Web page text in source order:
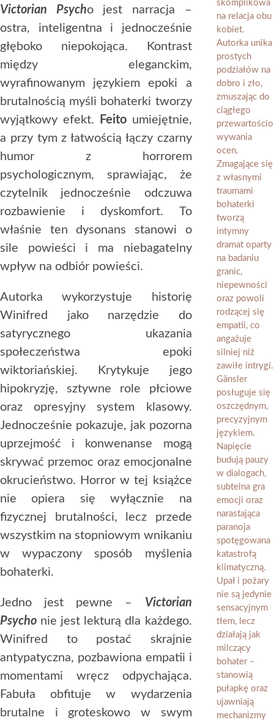
Victorian Psycho jest narracja –
ostra, inteligentna i jednocześnie
głęboko niepokojąca. Kontrast
między eleganckim,
wyrafinowanym językiem epoki a
brutalnością myśli bohaterki tworzy
wyjątkowy efekt. Feito umiejętnie,
a przy tym z łatwością łączy czarny
humor z horrorem
psychologicznym, sprawiając, że
czytelnik jednocześnie odczuwa
rozbawienie i dyskomfort. To
właśnie ten dysonans stanowi o
sile powieści i ma niebagatelny
wpływ na odbiór powieści.
Autorka wykorzystuje historię
Winifred jako narzędzie do
satyrycznego ukazania
społeczeństwa epoki
wiktoriańskiej. Krytykuje jego
hipokryzję, sztywne role płciowe
oraz opresyjny system klasowy.
Jednocześnie pokazuje, jak pozorna
uprzejmość i konwenanse mogą
skrywać przemoc oraz emocjonalne
okrucieństwo. Horror w tej książce
nie opiera się wyłącznie na
fizycznej brutalności, lecz przede
wszystkim na stopniowym wnikaniu
w wypaczony sposób myślenia
bohaterki.
Jedno jest pewne – Victorian
Psycho nie jest lekturą dla każdego.
Winifred to postać skrajnie
antypatyczna, pozbawiona empatii i
momentami wręcz odpychająca.
Fabuła obfituje w wydarzenia
brutalne i groteskowo w swym